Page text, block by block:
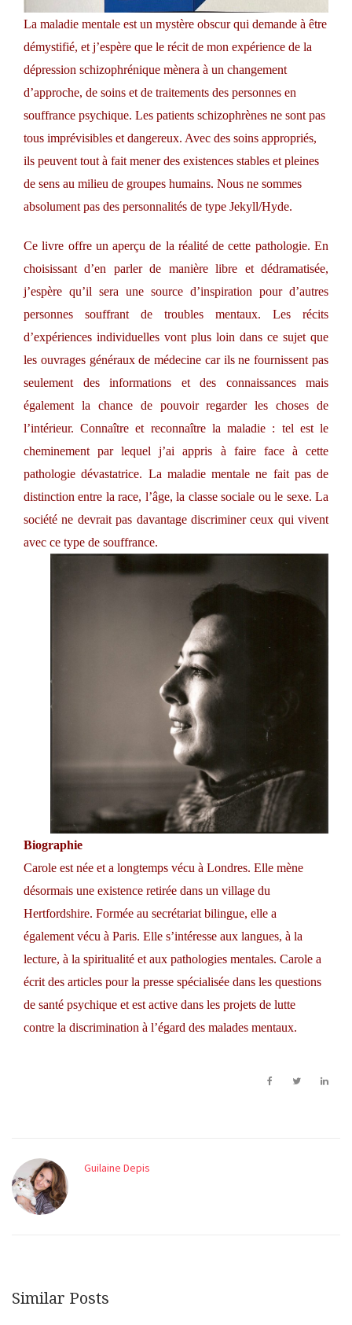
La maladie mentale est un mystère obscur qui demande à être
démystifié, et j’espère que le récit de mon expérience de la
dépression schizophrénique mènera à un changement
d’approche, de soins et de traitements des personnes en
souffrance psychique. Les patients schizophrènes ne sont pas
tous imprévisibles et dangereux. Avec des soins appropriés,
ils peuvent tout à fait mener des existences stables et pleines
de sens au milieu de groupes humains. Nous ne sommes
absolument pas des personnalités de type Jekyll/Hyde.
Ce livre offre un aperçu de la réalité de cette pathologie. En
choisissant d’en parler de manière libre et dédramatisée,
j’espère qu’il sera une source d’inspiration pour d’autres
personnes souffrant de troubles mentaux. Les récits
d’expériences individuelles vont plus loin dans ce sujet que
les ouvrages généraux de médecine car ils ne fournissent pas
seulement des informations et des connaissances mais
également la chance de pouvoir regarder les choses de
l’intérieur. Connaître et reconnaître la maladie : tel est le
cheminement par lequel j’ai appris à faire face à cette
pathologie dévastatrice. La maladie mentale ne fait pas de
distinction entre la race, l’âge, la classe sociale ou le sexe. La
société ne devrait pas davantage discriminer ceux qui vivent
avec ce type de souffrance.
Biographie
Carole est née et a longtemps vécu à Londres. Elle mène
désormais une existence retirée dans un village du
Hertfordshire. Formée au secrétariat bilingue, elle a
également vécu à Paris. Elle s’intéresse aux langues, à la
lecture, à la spiritualité et aux pathologies mentales. Carole a
écrit des articles pour la presse spécialisée dans les questions
de santé psychique et est active dans les projets de lutte
contre la discrimination à l’égard des malades mentaux.
Guilaine Depis
Similar Posts